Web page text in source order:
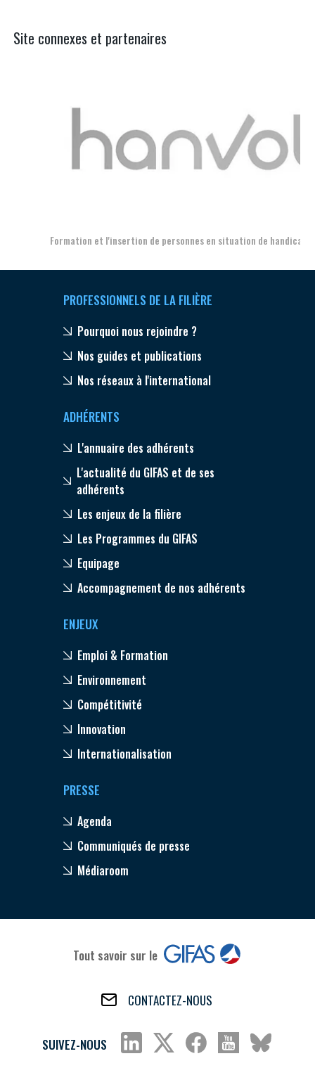
Site connexes et partenaires
Formation et l'insertion de personnes en situation de handicap
PROFESSIONNELS DE LA FILIÈRE
Pourquoi nous rejoindre ?
Nos guides et publications
Nos réseaux à l'international
ADHÉRENTS
L'annuaire des adhérents
L'actualité du GIFAS et de ses
adhérents
Les enjeux de la filière
Les Programmes du GIFAS
Equipage
Accompagnement de nos adhérents
ENJEUX
Emploi & Formation
Environnement
Compétitivité
Innovation
Internationalisation
PRESSE
Agenda
Communiqués de presse
Médiaroom
Tout savoir sur le
CONTACTEZ-NOUS
SUIVEZ-NOUS